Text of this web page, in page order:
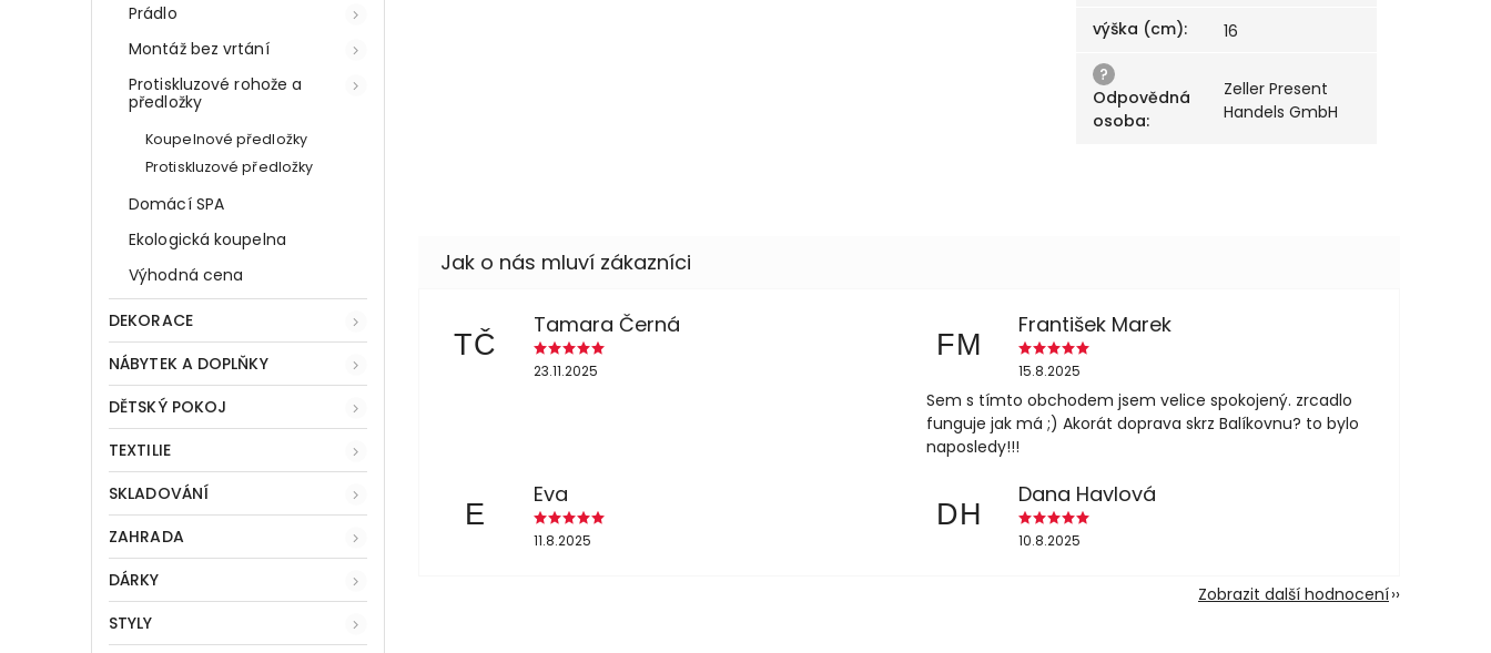
Prádlo
Montáž bez vrtání
Protiskluzové rohože a
předložky
Koupelnové předložky
Protiskluzové předložky
Domácí SPA
Ekologická koupelna
Výhodná cena
DEKORACE
NÁBYTEK A DOPLŇKY
DĚTSKÝ POKOJ
TEXTILIE
SKLADOVÁNÍ
ZAHRADA
DÁRKY
STYLY
výška (cm):
16
?
Odpovědná
osoba:
Zeller Present
Handels GmbH
TČ
Tamara Černá
23.11.2025
FM
František Marek
15.8.2025
Sem s tímto obchodem jsem velice spokojený. zrcadlo
funguje jak má ;) Akorát doprava skrz Balíkovnu? to bylo
naposledy!!!
E
Eva
11.8.2025
DH
Dana Havlová
10.8.2025
Zobrazit další hodnocení